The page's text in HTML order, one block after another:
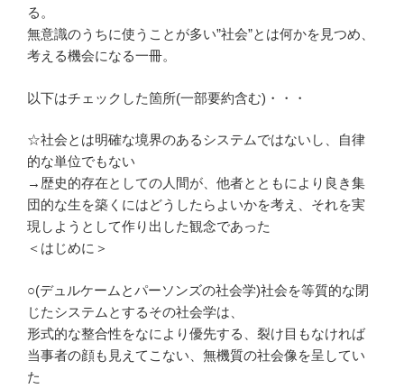
る。
無意識のうちに使うことが多い”社会”とは何かを見つめ、
考える機会になる一冊。
以下はチェックした箇所(一部要約含む)・・・
☆社会とは明確な境界のあるシステムではないし、自律
的な単位でもない
→歴史的存在としての人間が、他者とともにより良き集
団的な生を築くにはどうしたらよいかを考え、それを実
現しようとして作り出した観念であった
＜はじめに＞
○(デュルケームとパーソンズの社会学)社会を等質的な閉
じたシステムとするその社会学は、
形式的な整合性をなにより優先する、裂け目もなければ
当事者の顔も見えてこない、無機質の社会像を呈してい
た